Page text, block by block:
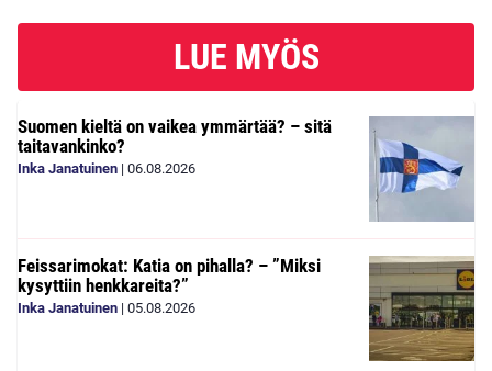
LUE MYÖS
Suomen kieltä on vaikea ymmärtää? – sitä
taitavankinko?
Inka Janatuinen | 06.08.2026
Feissarimokat: Katia on pihalla? – ”Miksi
kysyttiin henkkareita?”
Inka Janatuinen | 05.08.2026